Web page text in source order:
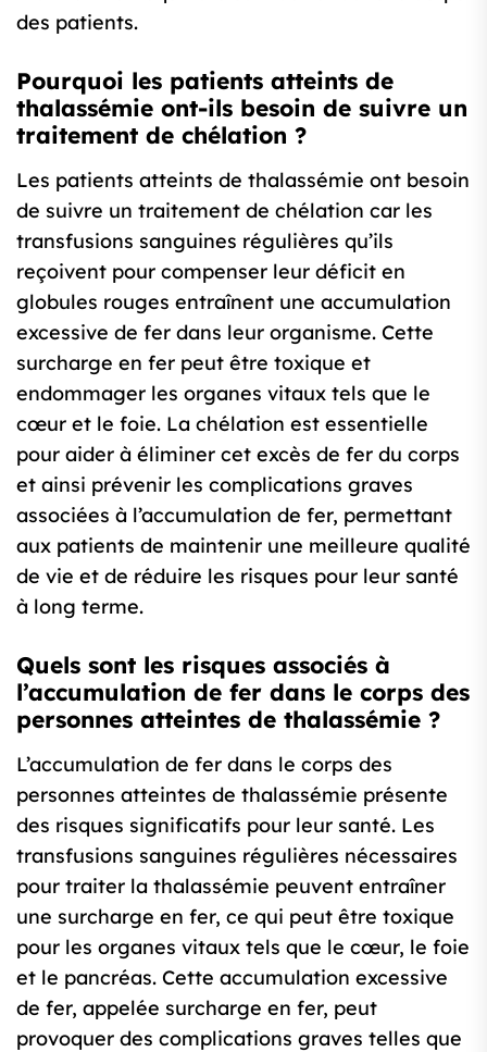
des patients.
Pourquoi les patients atteints de
thalassémie ont-ils besoin de suivre un
traitement de chélation ?
Les patients atteints de thalassémie ont besoin
de suivre un traitement de chélation car les
transfusions sanguines régulières qu’ils
reçoivent pour compenser leur déficit en
globules rouges entraînent une accumulation
excessive de fer dans leur organisme. Cette
surcharge en fer peut être toxique et
endommager les organes vitaux tels que le
cœur et le foie. La chélation est essentielle
pour aider à éliminer cet excès de fer du corps
et ainsi prévenir les complications graves
associées à l’accumulation de fer, permettant
aux patients de maintenir une meilleure qualité
de vie et de réduire les risques pour leur santé
à long terme.
Quels sont les risques associés à
l’accumulation de fer dans le corps des
personnes atteintes de thalassémie ?
L’accumulation de fer dans le corps des
personnes atteintes de thalassémie présente
des risques significatifs pour leur santé. Les
transfusions sanguines régulières nécessaires
pour traiter la thalassémie peuvent entraîner
une surcharge en fer, ce qui peut être toxique
pour les organes vitaux tels que le cœur, le foie
et le pancréas. Cette accumulation excessive
de fer, appelée surcharge en fer, peut
provoquer des complications graves telles que